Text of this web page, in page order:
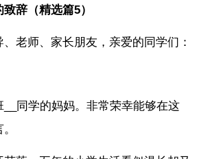
辞（精选篇5）
老师、家长朋友，亲爱的同学们：
__同学的妈妈。非常荣幸能够在这